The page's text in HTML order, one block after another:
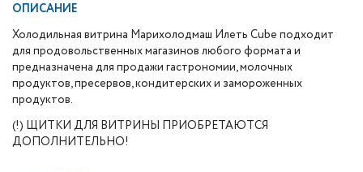
ОПИСАНИЕ
Холодильная витрина Марихолодмаш Илеть Cube подходит
для продовольственных магазинов любого формата и
предназначена для продажи гастрономии, молочных
продуктов, пресервов, кондитерских и замороженных
продуктов.
(!) ЩИТКИ ДЛЯ ВИТРИНЫ ПРИОБРЕТАЮТСЯ
ДОПОЛНИТЕЛЬНО!